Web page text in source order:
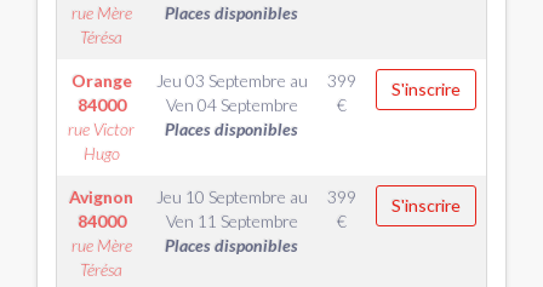
rue Mère
Térésa
Places disponibles
Orange
84000
rue Victor
Hugo
Jeu 03 Septembre au
Ven 04 Septembre
Places disponibles
399
€
S'inscrire
Avignon
84000
rue Mère
Térésa
Jeu 10 Septembre au
Ven 11 Septembre
Places disponibles
399
€
S'inscrire